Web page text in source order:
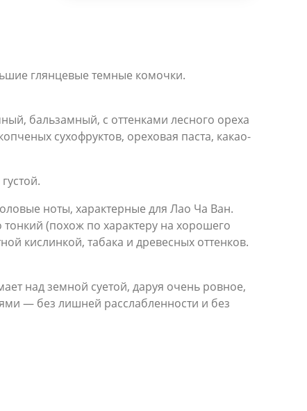
глянцевые темные комочки.
бальзамный, с оттенками лесного ореха
сухофруктов, ореховая паста, какао-
ноты, характерные для Лао Ча Ван.
(похож по характеру на хорошего
кислинкой, табака и древесных оттенков.
над земной суетой, даруя очень ровное,
— без лишней расслабленности и без